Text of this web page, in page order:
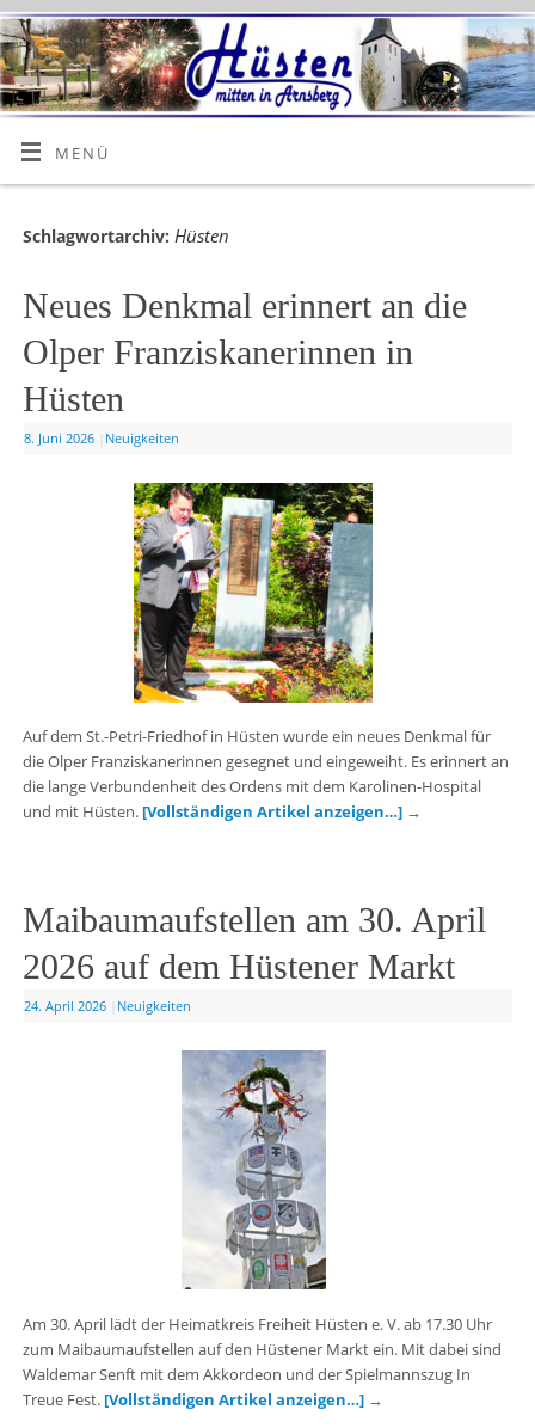
MENÜ
Schlagwortarchiv: Hüsten
Neues Denkmal erinnert an die
Olper Franziskanerinnen in
Hüsten
8. Juni 2026 Neuigkeiten
Auf dem St.-Petri-Friedhof in Hüsten wurde ein neues Denkmal für
die Olper Franziskanerinnen gesegnet und eingeweiht. Es erinnert an
die lange Verbundenheit des Ordens mit dem Karolinen-Hospital
und mit Hüsten. [Vollständigen Artikel anzeigen…] →
Maibaumaufstellen am 30. April
2026 auf dem Hüstener Markt
24. April 2026 Neuigkeiten
Am 30. April lädt der Heimatkreis Freiheit Hüsten e. V. ab 17.30 Uhr
zum Maibaumaufstellen auf den Hüstener Markt ein. Mit dabei sind
Waldemar Senft mit dem Akkordeon und der Spielmannszug In
Treue Fest. [Vollständigen Artikel anzeigen…] →